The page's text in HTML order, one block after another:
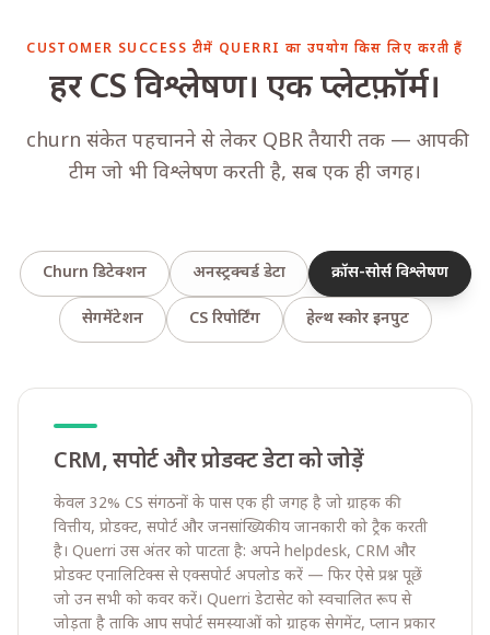
CUSTOMER SUCCESS टीमें QUERRI का उपयोग किस लिए करती हैं
हर CS विश्लेषण। एक प्लेटफ़ॉर्म।
churn संकेत पहचानने से लेकर QBR तैयारी तक — आपकी
टीम जो भी विश्लेषण करती है, सब एक ही जगह।
Churn डिटेक्शन अनस्ट्रक्चर्ड डेटा क्रॉस-सोर्स विश्लेषण
सेगमेंटेशन CS रिपोर्टिंग हेल्थ स्कोर इनपुट
CRM, सपोर्ट और प्रोडक्ट डेटा को जोड़ें
केवल 32% CS संगठनों के पास एक ही जगह है जो ग्राहक की
वित्तीय, प्रोडक्ट, सपोर्ट और जनसांख्यिकीय जानकारी को ट्रैक करती
है। Querri उस अंतर को पाटता है: अपने helpdesk, CRM और
प्रोडक्ट एनालिटिक्स से एक्सपोर्ट अपलोड करें — फिर ऐसे प्रश्न पूछें
जो उन सभी को कवर करें। Querri डेटासेट को स्वचालित रूप से
जोड़ता है ताकि आप सपोर्ट समस्याओं को ग्राहक सेगमेंट, प्लान प्रकार